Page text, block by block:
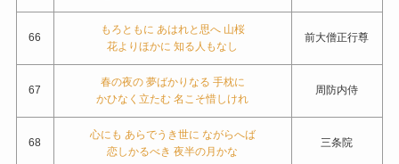
66
もろともに あはれと思へ 山桜
花よりほかに 知る人もなし
前大僧正行尊
67
春の夜の 夢ばかりなる 手枕に
かひなく立たむ 名こそ惜しけれ
周防内侍
68
心にも あらでうき世に ながらへば
恋しかるべき 夜半の月かな
三条院